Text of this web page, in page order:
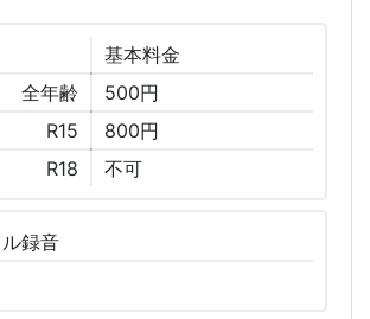
基本料金
全年齢
500円
R15
800円
R18
不可
録音